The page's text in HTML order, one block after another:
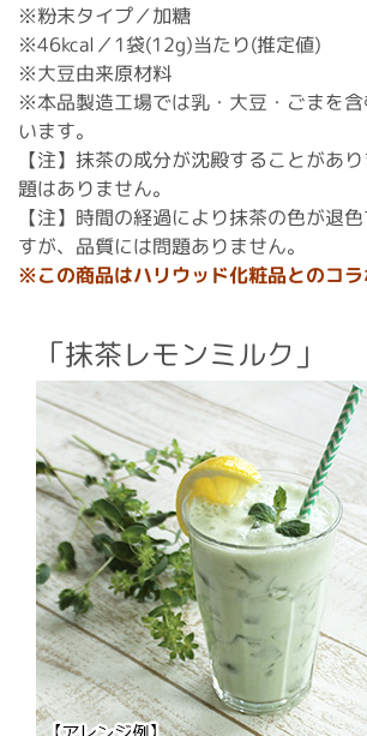
※粉末タイプ／加糖
※46kcal／1袋(12g)当たり(推定値)
※大豆由来原材料
※本品製造工場では乳・大豆・ごまを
います。
【注】抹茶の成分が沈殿することがあ
題はありません。
【注】時間の経過により抹茶の色が退
すが、品質には問題ありません。
※この商品はハリウッド化粧品とのコラ
「抹茶レモンミルク」